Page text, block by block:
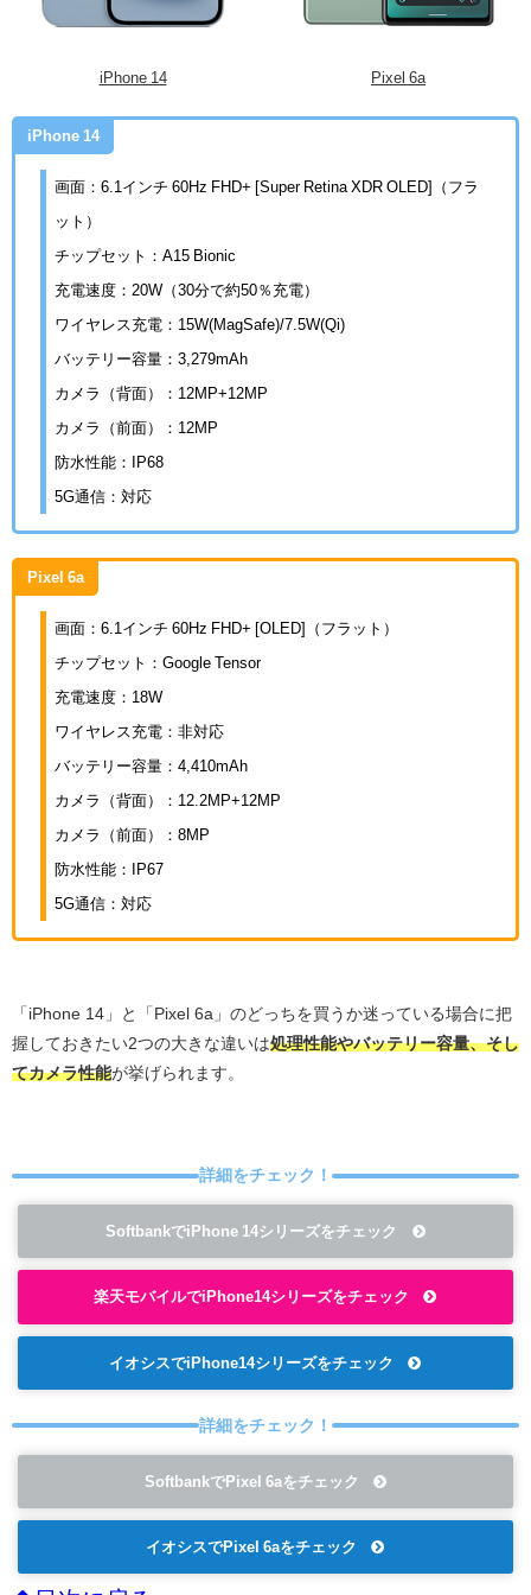
iPhone 14 Pixel 6a
iPhone 14
画面：6.1インチ 60Hz FHD+ [Super Retina XDR OLED]（フラ
ット）
チップセット：A15 Bionic
充電速度：20W（30分で約50％充電）
ワイヤレス充電：15W(MagSafe)/7.5W(Qi)
バッテリー容量：3,279mAh
カメラ（背面）：12MP+12MP
カメラ（前面）：12MP
防水性能：IP68
5G通信：対応
Pixel 6a
画面：6.1インチ 60Hz FHD+ [OLED]（フラット）
チップセット：Google Tensor
充電速度：18W
ワイヤレス充電：非対応
バッテリー容量：4,410mAh
カメラ（背面）：12.2MP+12MP
カメラ（前面）：8MP
防水性能：IP67
5G通信：対応
「iPhone 14」と「Pixel 6a」のどっちを買うか迷っている場合に把
握しておきたい2つの大きな違いは処理性能やバッテリー容量、そし
てカメラ性能が挙げられます。
詳細をチェック！
SoftbankでiPhone 14シリーズをチェック
楽天モバイルでiPhone14シリーズをチェック
イオシスでiPhone14シリーズをチェック
詳細をチェック！
SoftbankでPixel 6aをチェック
イオシスでPixel 6aをチェック